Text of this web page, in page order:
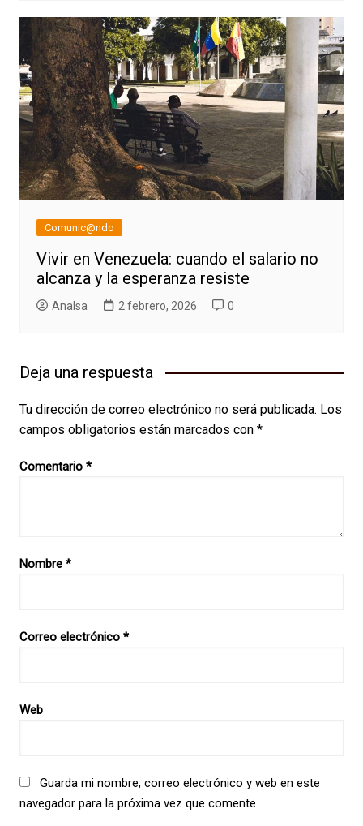
Comunic@ndo
Vivir en Venezuela: cuando el salario no
alcanza y la esperanza resiste
AnaIsa 2 febrero, 2026 0
Deja una respuesta
Tu dirección de correo electrónico no será publicada. Los
campos obligatorios están marcados con *
Comentario *
Nombre *
Correo electrónico *
Web
Guarda mi nombre, correo electrónico y web en este
navegador para la próxima vez que comente.